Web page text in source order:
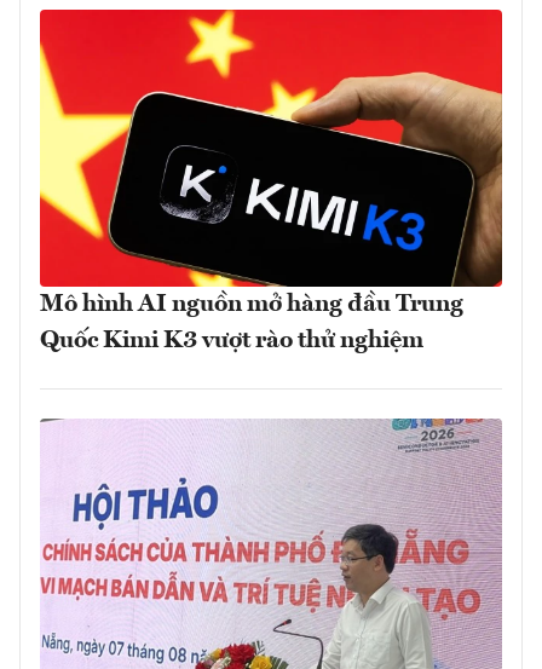
Mô hình AI nguồn mở hàng đầu Trung
Quốc Kimi K3 vượt rào thử nghiệm